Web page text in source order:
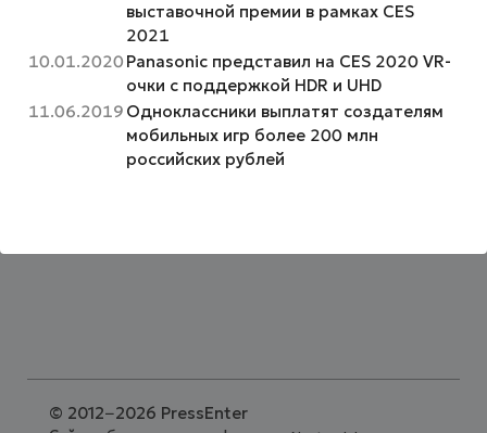
выставочной премии в рамках CES
2021
10.01.2020 Panasonic представил на CES 2020 VR-
очки с поддержкой HDR и UHD
11.06.2019 Одноклассники выплатят создателям
мобильных игр более 200 млн
российских рублей
© 2012−2026 PressEnter